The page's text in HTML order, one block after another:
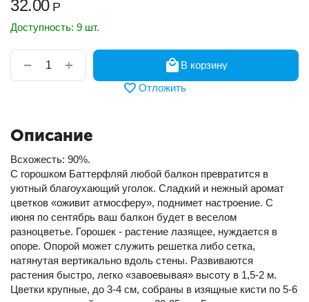
32.00 Р
Доступность: 9 шт.
+
−
В корзину
Отложить
Описание
Всхожесть: 90%.
С горошком Баттерфляй любой балкон превратится в
уютный благоухающий уголок. Сладкий и нежный аромат
цветков «оживит атмосферу», поднимет настроение. С
июня по сентябрь ваш балкон будет в веселом
разноцветье. Горошек - растение лазящее, нуждается в
опоре. Опорой может служить решетка либо сетка,
натянутая вертикально вдоль стены. Развиваются
растения быстро, легко «завоевывая» высоту в 1,5-2 м.
Цветки крупные, до 3-4 см, собраны в изящные кисти по 5-6